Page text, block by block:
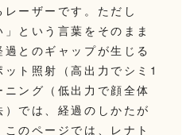
ーザーです。ただし
」という言葉をそのまま
とのギャップが生じる
ト照射（高出力でシミ1
ング（低出力で顔全体
では、経過のしかたが
のページでは、レナト